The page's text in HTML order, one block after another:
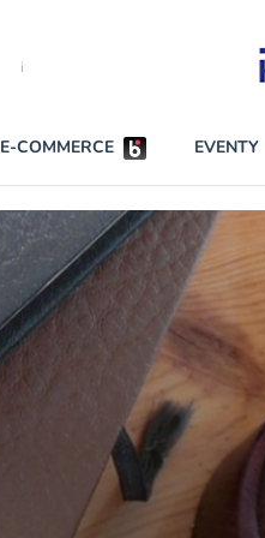
NAJCZĘŚCIEJ CZYTANE
Darmowy
wszystkich
W
darmo przez
Czytaj więcej
E-COMMERCE EVENTY